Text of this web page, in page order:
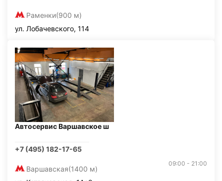
Раменки(900 м)
ул. Лобачевского, 114
Автосервис Варшавское ш
+7 (495) 182-17-65
Варшавская(1400 м)
09:00 - 21:00